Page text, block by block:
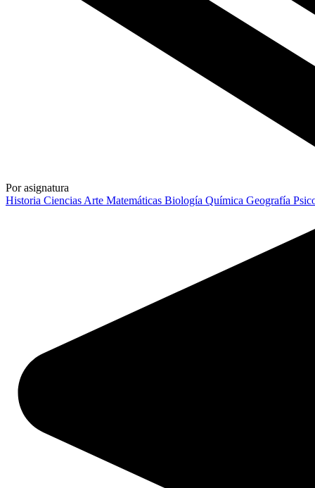
Por asignatura
Historia Ciencias Arte Matemáticas Biología Química Geografía